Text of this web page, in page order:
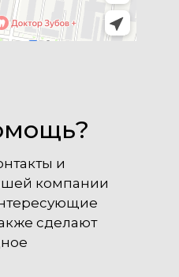
и
компании
сделают